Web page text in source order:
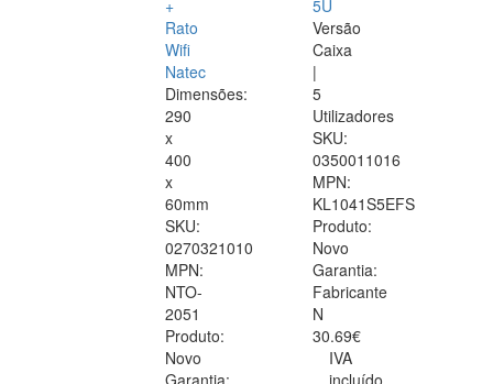
+
Rato
Wifi
Natec
Dimensões:
290
x
400
x
60mm
SKU:
0270321010
MPN:
NTO-
2051
Produto:
Novo
5U
Versão
Caixa
|
5
Utilizadores
SKU:
0350011016
MPN:
KL1041S5EFS
Produto:
Novo
Garantia:
Fabricante
N
30.69€
IVA